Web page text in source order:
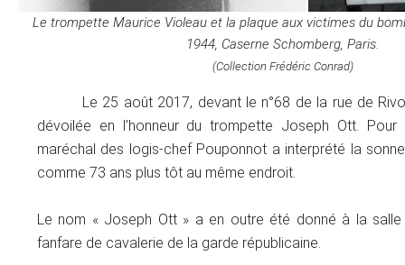
Le trompette Maurice Violeau et la plaque aux victimes du
1944, Caserne Schomberg, Paris.
(Collection Frédéric Conrad)
Le 25 août 2017, devant le n°68 de la rue de
dévoilée en l’honneur du trompette Joseph Ott.
maréchal des logis-chef Pouponnot a interprété la
comme 73 ans plus tôt au même endroit.
Le nom « Joseph Ott » a en outre été donné à la
fanfare de cavalerie de la garde républicaine.